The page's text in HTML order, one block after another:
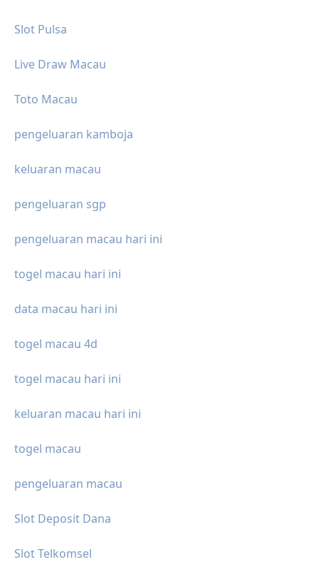
Slot Pulsa
Live Draw Macau
Toto Macau
pengeluaran kamboja
keluaran macau
pengeluaran sgp
pengeluaran macau hari ini
togel macau hari ini
data macau hari ini
togel macau 4d
togel macau hari ini
keluaran macau hari ini
togel macau
pengeluaran macau
Slot Deposit Dana
Slot Telkomsel